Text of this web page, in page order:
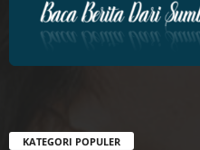
KATEGORI POPULER